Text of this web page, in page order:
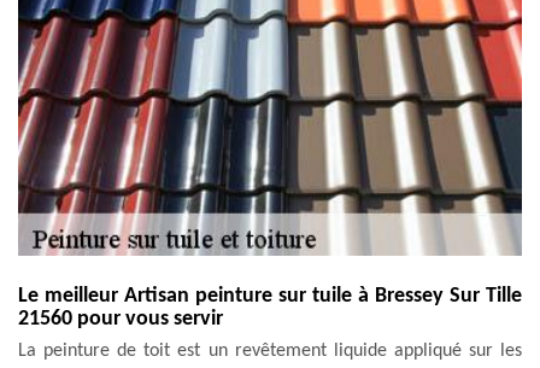
Le meilleur Artisan peinture sur tuile à Bressey Sur Tille
21560 pour vous servir
La peinture de toit est un revêtement liquide appliqué sur les